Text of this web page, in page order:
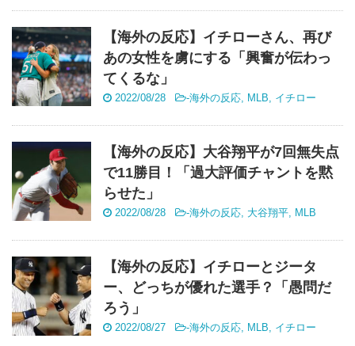
【海外の反応】イチローさん、再び
あの女性を虜にする「興奮が伝わっ
てくるな」
2022/08/28 -海外の反応, MLB, イチロー
【海外の反応】大谷翔平が7回無失点
で11勝目！「過大評価チャントを黙
らせた」
2022/08/28 -海外の反応, 大谷翔平, MLB
【海外の反応】イチローとジータ
ー、どっちが優れた選手？「愚問だ
ろう」
2022/08/27 -海外の反応, MLB, イチロー